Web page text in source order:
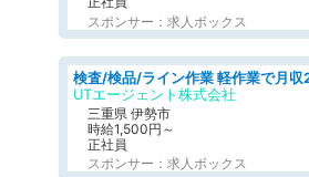
スポンサー：求人ボックス
UTエージェント株式会社
三重県 伊勢市
時給1,500円～
正社員
スポンサー：求人ボックス